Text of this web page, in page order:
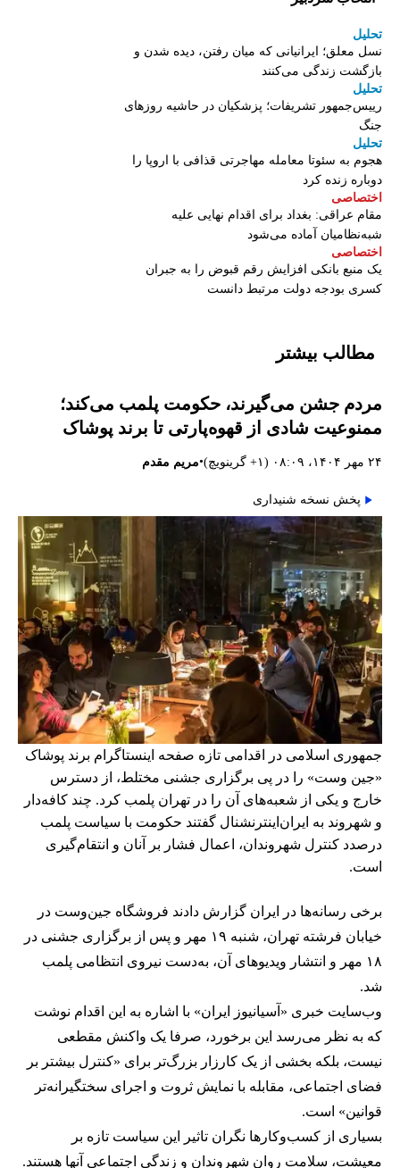
تحلیل
نسل معلق؛ ایرانیانی که میان رفتن، دیده شدن و
بازگشت زندگی می‌کنند
تحلیل
رییس‌جمهور تشریفات؛ پزشکیان در حاشیه روزهای
جنگ
تحلیل
هجوم به سئوتا معامله مهاجرتی قذافی با اروپا را
دوباره زنده کرد
اختصاصی
مقام عراقی: بغداد برای اقدام نهایی علیه
شبه‌نظامیان آماده می‌شود
اختصاصی
یک منبع بانکی افزایش رقم قبوض را به جبران
کسری بودجه دولت مرتبط دانست
مطالب بیشتر
مردم جشن می‌گیرند، حکومت پلمب می‌کند؛
ممنوعیت شادی از قهوه‌پارتی تا برند پوشاک
۲۴ مهر ۱۴۰۴، ۰۸:۰۹ (‎+۱ گرینویچ) •مریم مقدم
پخش نسخه شنیداری
جمهوری اسلامی در اقدامی تازه صفحه اینستاگرام برند پوشاک
«جین وست» را در پی برگزاری جشنی مختلط، از دسترس
خارج و یکی از شعبه‌های آن را در تهران پلمب کرد. چند کافه‌‌دار
و شهروند به ایران‌اینترنشنال گفتند حکومت با سیاست پلمب
درصدد کنترل شهروندان، اعمال فشار بر آنان و انتقام‌گیری
است.
برخی رسانه‌ها در ایران گزارش دادند فروشگاه جین‌وست در
خیابان فرشته تهران، شنبه ۱۹ مهر و پس از برگزاری جشنی در
۱۸ مهر و انتشار ویدیوهای آن، به‌دست نیروی انتظامی پلمب
شد.
وب‌سایت خبری «آسیانیوز ایران» با اشاره به این اقدام نوشت
که به نظر می‌رسد این برخورد، صرفا یک واکنش مقطعی
نیست، بلکه بخشی از یک کارزار بزرگ‌تر برای «کنترل بیشتر بر
فضای اجتماعی، مقابله با نمایش ثروت و اجرای سختگیرانه‌تر
قوانین» است.
بسیاری از کسب‌وکارها نگران تاثیر این سیاست‌ تازه بر
معیشت، سلامت روان شهروندان و زندگی اجتماعی آنها هستند.